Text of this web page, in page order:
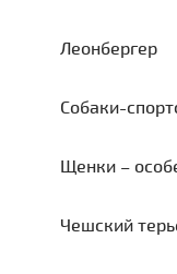
Леонбергер
Собаки-
Щенки –
Чешский